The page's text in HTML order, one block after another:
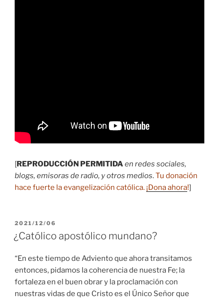
[REPRODUCCIÓN PERMITIDA en redes sociales,
blogs, emisoras de radio, y otros medios.Tu donación
hace fuerte la evangelización católica. ¡Dona ahora!]
PUBLICADO
EL
2021/12/06
¿Católico apostólico mundano?
“En este tiempo de Adviento que ahora transitamos
entonces, pidamos la coherencia de nuestra Fe; la
fortaleza en el buen obrar y la proclamación con
nuestras vidas de que Cristo es el Único Señor que